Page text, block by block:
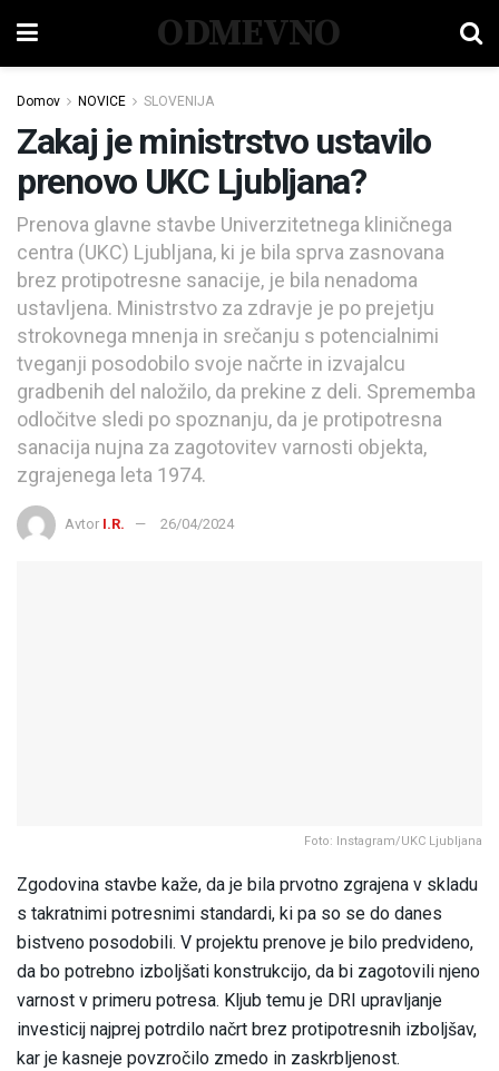
ODMEVNO
Domov NOVICE SLOVENIJA
Zakaj je ministrstvo ustavilo
prenovo UKC Ljubljana?
Prenova glavne stavbe Univerzitetnega kliničnega
centra (UKC) Ljubljana, ki je bila sprva zasnovana
brez protipotresne sanacije, je bila nenadoma
ustavljena. Ministrstvo za zdravje je po prejetju
strokovnega mnenja in srečanju s potencialnimi
tveganji posodobilo svoje načrte in izvajalcu
gradbenih del naložilo, da prekine z deli. Sprememba
odločitve sledi po spoznanju, da je protipotresna
sanacija nujna za zagotovitev varnosti objekta,
zgrajenega leta 1974.
Avtor I.R. 26/04/2024
Foto: Instagram/UKC Ljubljana
Zgodovina stavbe kaže, da je bila prvotno zgrajena v skladu
s takratnimi potresnimi standardi, ki pa so se do danes
bistveno posodobili. V projektu prenove je bilo predvideno,
da bo potrebno izboljšati konstrukcijo, da bi zagotovili njeno
varnost v primeru potresa. Kljub temu je DRI upravljanje
investicij najprej potrdilo načrt brez protipotresnih izboljšav,
kar je kasneje povzročilo zmedo in zaskrbljenost.